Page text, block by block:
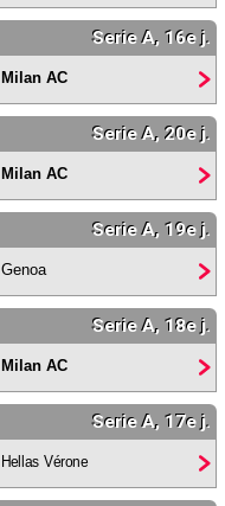
Serie A, 16e j.
Milan AC
Serie A, 20e j.
Milan AC
Serie A, 19e j.
Genoa
Serie A, 18e j.
Milan AC
Serie A, 17e j.
Hellas Vérone